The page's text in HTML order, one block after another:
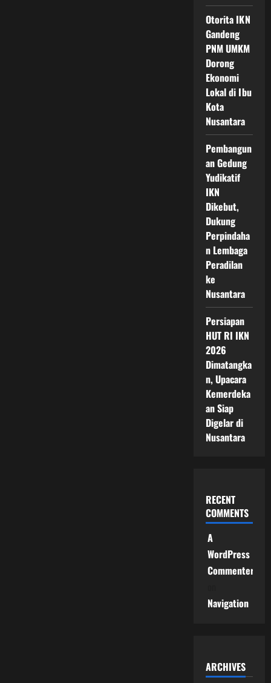
Otorita IKN
Gandeng
PNM UMKM
Dorong
Ekonomi
Lokal di Ibu
Kota
Nusantara
Pembangun
an Gedung
Yudikatif
IKN
Dikebut,
Dukung
Perpindaha
n Lembaga
Peradilan
ke
Nusantara
Persiapan
HUT RI IKN
2026
Dimatangka
n, Upacara
Kemerdeka
an Siap
Digelar di
Nusantara
RECENT
COMMENTS
A
WordPress
Commenter
Navigation
ARCHIVES